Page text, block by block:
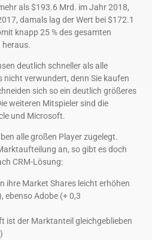
als $193.6 Mrd. im Jahr 2018,
damals lag der Wert bei $172.1
knapp 25 % des gesamten
deutlich schneller als alle
nicht verwundert, denn Sie kaufen
sich so ein deutlich größeres
weiteren Mitspieler sind die
und Microsoft.
alle großen Player zugelegt.
an, so gibt es doch
CRM-Lösung:
ihre Market Shares leicht erhöhen
ebenso Adobe (+ 0,3
ist der Marktanteil gleichgeblieben